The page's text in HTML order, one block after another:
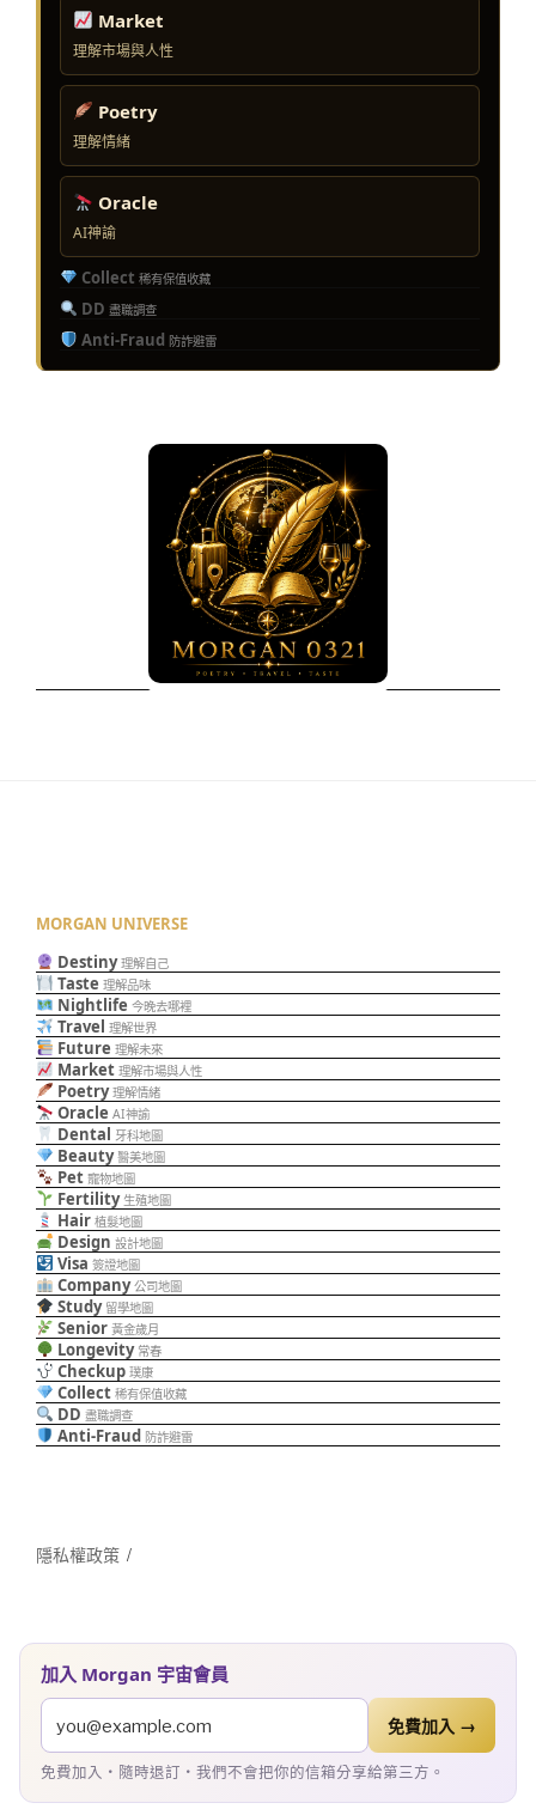
Market
理解市場與人性
Poetry
理解情緒
Oracle
AI神諭
Collect 稀有保值收藏
DD 盡職調查
Anti-Fraud 防詐避雷
MORGAN UNIVERSE
Destiny 理解自己
Taste 理解品味
Nightlife 今晚去哪裡
Travel 理解世界
Future 理解未來
Market 理解市場與人性
Poetry 理解情緒
Oracle AI神諭
Dental 牙科地圖
Beauty 醫美地圖
Pet 寵物地圖
Fertility 生殖地圖
Hair 植髮地圖
Design 設計地圖
Visa 簽證地圖
Company 公司地圖
Study 留學地圖
Senior 黃金歲月
Longevity 常春
Checkup 璞康
Collect 稀有保值收藏
DD 盡職調查
Anti-Fraud 防詐避雷
隱私權政策
加入 Morgan 宇宙會員
免費加入 →
免費加入・隨時退訂・我們不會把你的信箱分享給第三方。